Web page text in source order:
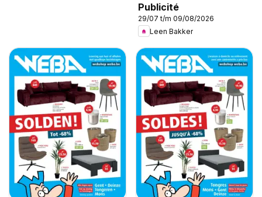
Publicité
29/07 t/m 09/08/2026
Leen Bakker